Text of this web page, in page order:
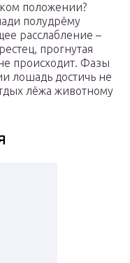
положении?
полудрёму
расслабление –
прогнутая
происходит. Фазы
лошадь достичь не
лёжа животному